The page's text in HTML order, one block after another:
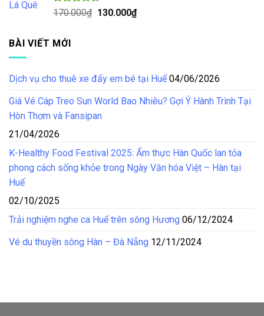
125.000₫.
Được xếp
4.50
170.000₫ Giá
130.000₫Giá
BÀI VIẾT MỚI
Dịch vụ cho thuê xe đẩy em bé tại Huế 04/06/2026
Giá Vé Cáp Treo Sun World Bao Nhiêu? Gợi Ý Hành Trình Tại
Hòn Thơm và Fansipan
21/04/2026
K-Healthy Food Festival 2025: Ẩm thực Hàn Quốc lan tỏa
phong cách sống khỏe trong Ngày Văn hóa Việt – Hàn tại
Huế
02/10/2025
Trải nghiệm nghe ca Huế trên sông Hương 06/12/2024
Vé du thuyền sông Hàn – Đà Nẵng 12/11/2024